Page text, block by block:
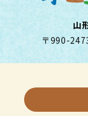
山
〒990-